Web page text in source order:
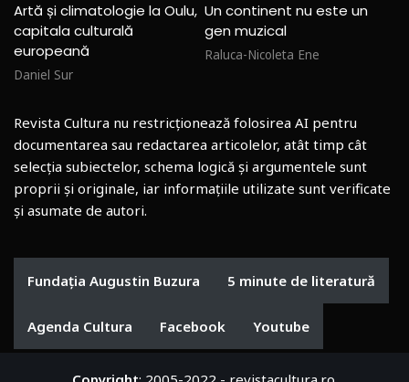
Artă și climatologie la Oulu,
capitala culturală
europeană
Daniel Sur
Un continent nu este un
gen muzical
Raluca-Nicoleta Ene
Revista Cultura nu restricționează folosirea AI pentru
documentarea sau redactarea articolelor, atât timp cât
selecția subiectelor, schema logică și argumentele sunt
proprii și originale, iar informațiile utilizate sunt verificate
și asumate de autori.
Fundația Augustin Buzura 5 minute de literatură
Agenda Cultura Facebook Youtube